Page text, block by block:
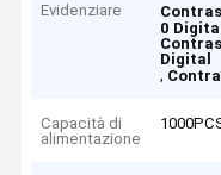
Evidenziare
0
Digital
,
Capacità di
alimentazione